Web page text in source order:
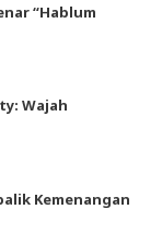
“Hablum
Wajah
Kemenangan